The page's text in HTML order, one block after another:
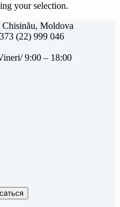
your selection.
Moldova
(22) 999 046
9:00 – 18:00